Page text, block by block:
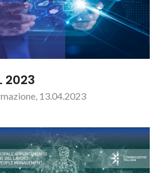
2023
13.04.2023